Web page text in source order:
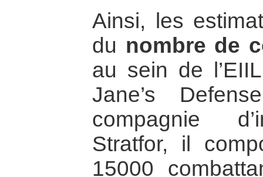
Ainsi, les
du nombre de
au sein de
Jane’s
compagnie
Stratfor, il
15000